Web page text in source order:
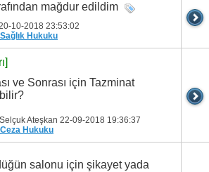
mağdur edildim
10-2018 23:53:02
Sağlık Hukuku
ve Sonrası için Tazminat
Ateşkan 22-09-2018 19:36:37
Ceza Hukuku
salonu için şikayet yada